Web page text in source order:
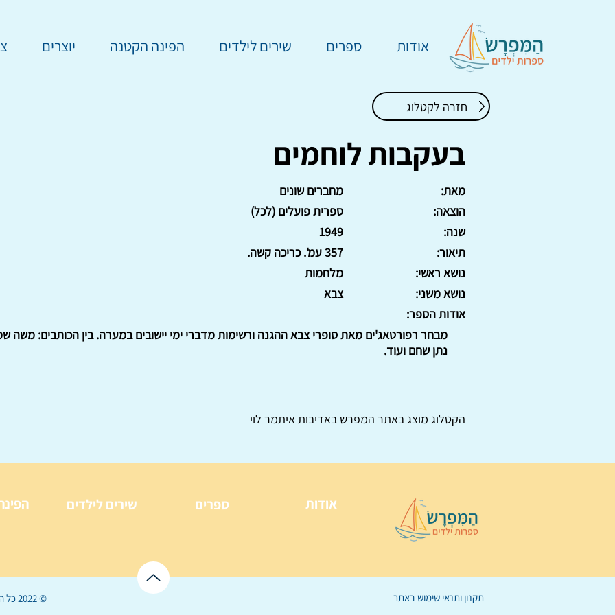
אודות ספרים שירים לילדים הפינה הקטנה יוצרים
חזרה לקטלוג
בעקבות לוחמים
מחברים שונים
מאת:
ספרית פועלים (לכל)
הוצאה:
1949
שנה:
357 עמ'. כריכה קשה.
תיאור:
מלחמות
נושא ראשי:
צבא
נושא משני:
אודות הספר:
מבחר רפורטאג'ים מאת סופרי צבא ההגנה ורשימות מדברי ימי יישובים במערה. בין הכותבים: משה
נתן שחם ועוד.
הקטלוג מוצג באתר המפרש באדיבות איתמר לוי
שירים לילדים ספרים אודות
© 2022 כל הזכויות שמורות ל תקנון ותנאי שימוש באתר